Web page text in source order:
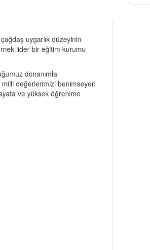
uygarlık düzeyinin
lider bir eğitim kurumu
donanımla
milli değerlerimizi benimseyen
ve yüksek öğrenime